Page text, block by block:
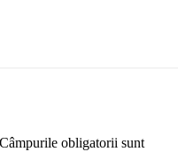
Câmpurile obligatorii sunt